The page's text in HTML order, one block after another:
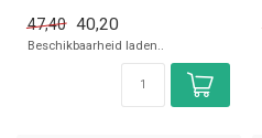
47,40 40,20
Beschikbaarheid laden..